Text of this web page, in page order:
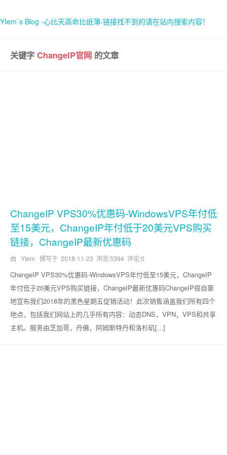
YIem`s Blog -心比天高命比纸薄-链接找不到的请在站内搜索内容！
首页
关键字 ChangeIP官网 的文章
ChangeIP VPS30%优惠码-WindowsVPS年付低
至15美元，ChangeIP年付低于20美元VPS购买
链接，ChangeIP最新优惠码
由 YIem 撰写于 2018-11-23 浏览:5394 评论:0
ChangeIP VPS30%优惠码-WindowsVPS年付低至15美元，ChangeIP
年付低于20美元VPS购买链接，ChangeIP最新优惠码ChangeIP很自豪
地宣布我们2018年的黑色星期五促销活动！此次销售涵盖我们所有四个
地点，包括我们网站上的几乎所有内容：动态DNS，VPN，VPS和共享
主机。服务由芝加哥，丹佛，阿姆斯特丹和洛杉矶[...]